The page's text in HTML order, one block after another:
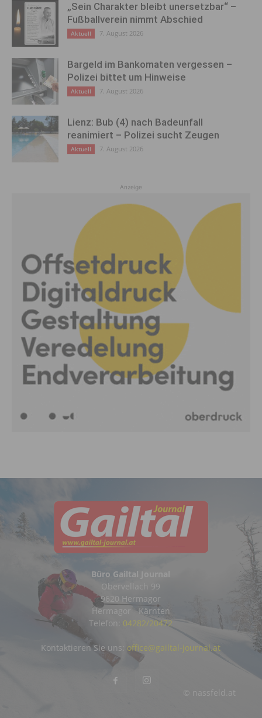
„Sein Charakter bleibt unersetzbar“ –
Fußballverein nimmt Abschied
Aktuell 7. August 2026
Bargeld im Bankomaten vergessen –
Polizei bittet um Hinweise
Aktuell 7. August 2026
Lienz: Bub (4) nach Badeunfall
reanimiert – Polizei sucht Zeugen
Aktuell 7. August 2026
Anzeige
Büro Gailtal Journal
Obervellach 99
9620 Hermagor
Hermagor - Kärnten
Telefon: 04282/20472
© nassfeld.at
Kontaktieren Sie uns: office@gailtal-journal.at